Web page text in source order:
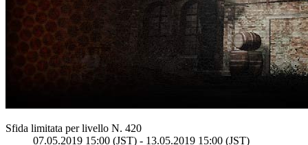
Sfida limitata per livello N. 420
07.05.2019 15:00 (JST) - 13.05.2019 15:00 (JST)